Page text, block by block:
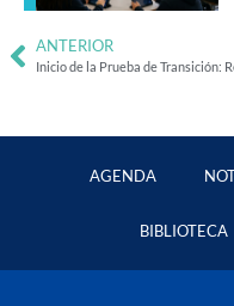
ANTERIOR
AGENDA
BIBLIOTECA